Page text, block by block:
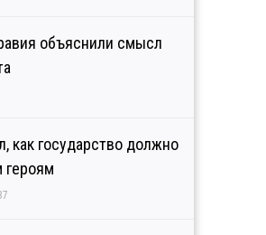
объяснили смысл
как государство должно
героям